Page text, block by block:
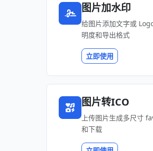
图片加水印
给图片添加文字或
明度和导出格式
立即使用
图片转ICO
上传图片生成多尺寸
和下载